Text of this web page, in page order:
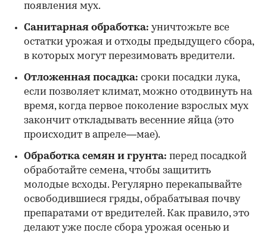
появления мух.
Санитарная обработка: уничтожьте все
остатки урожая и отходы предыдущего сбора,
в которых могут перезимовать вредители.
Отложенная посадка: сроки посадки лука,
если позволяет климат, можно отодвинуть на
время, когда первое поколение взрослых мух
закончит откладывать весенние яйца (это
происходит в апреле—мае).
Обработка семян и грунта: перед посадкой
обработайте семена, чтобы защитить
молодые всходы. Регулярно перекапывайте
освободившиеся гряды, обрабатывая почву
препаратами от вредителей. Как правило, это
делают уже после сбора урожая осенью и